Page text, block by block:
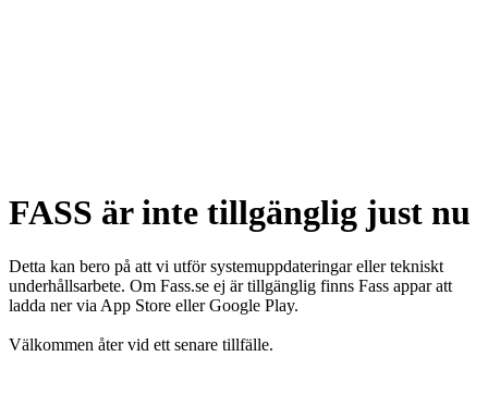
FASS är inte tillgänglig just nu
Detta kan bero på att vi utför systemuppdateringar eller tekniskt
underhållsarbete. Om Fass.se ej är tillgänglig finns Fass appar att
ladda ner via App Store eller Google Play.
Välkommen åter vid ett senare tillfälle.